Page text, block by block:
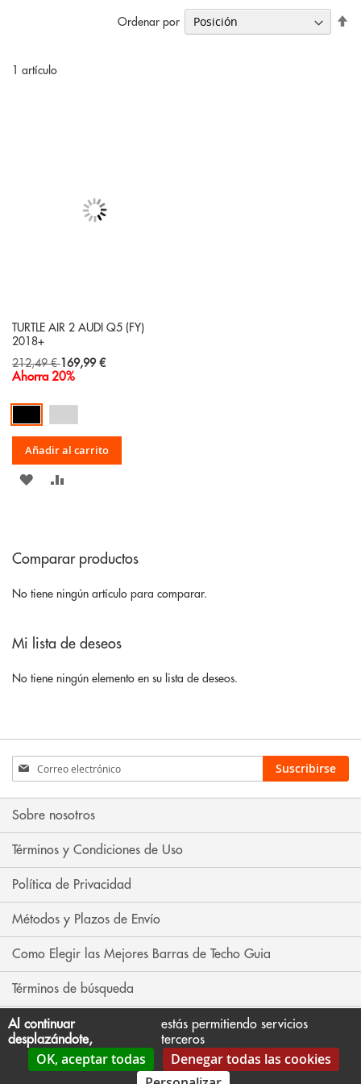
1 artículo
Ordenar por
TURTLE AIR 2 AUDI Q5 (FY)
2018+
212,49 € Special
Price
169,99 €
Ahorra 20%
Añadir al carrito
AÑADIR
LISTA
DE
Comparar productos
No tiene ningún artículo para comparar.
Mi lista de deseos
No tiene ningún elemento en su lista de deseos.
Inscríbase
a
nuestro
boletín
noticias:
Suscribirse
Sobre nosotros
Términos y Condiciones de Uso
Política de Privacidad
Métodos y Plazos de Envío
Como Elegir las Mejores Barras de Techo Guia
Términos de búsqueda
Búsqueda avanzada
Contáctenos
Al continuar
desplazándote,
estás permitiendo servicios
terceros
OK, aceptar todas
Denegar todas las cookies